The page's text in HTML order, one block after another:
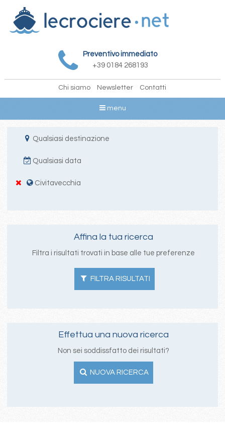
Preventivo immediato
+39 0184 268193
Chi siamo Newsletter Contatti
menu
Qualsiasi destinazione
Qualsiasi data
Civitavecchia
Affina la tua ricerca
Filtra i risultati trovati in base alle tue preferenze
FILTRA RISULTATI
Effettua una nuova ricerca
Non sei soddissfatto dei risultati?
NUOVA RICERCA